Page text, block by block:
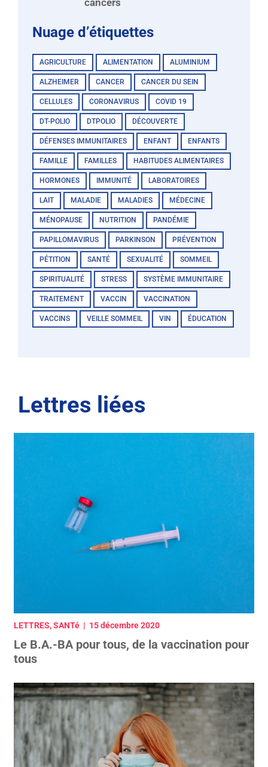
cancers
Nuage d’étiquettes
AGRICULTURE ALIMENTATION ALUMINIUM
ALZHEIMER CANCER CANCER DU SEIN
CELLULES CORONAVIRUS COVID 19
DT-POLIO DTPOLIO DÉCOUVERTE
DÉFENSES IMMUNITAIRES ENFANT ENFANTS
FAMILLE FAMILLES HABITUDES ALIMENTAIRES
HORMONES IMMUNITÉ LABORATOIRES
LAIT MALADIE MALADIES MÉDECINE
MÉNOPAUSE NUTRITION PANDÉMIE
PAPILLOMAVIRUS PARKINSON PRÉVENTION
PÉTITION SANTÉ SEXUALITÉ SOMMEIL
SPIRITUALITÉ STRESS SYSTÈME IMMUNITAIRE
TRAITEMENT VACCIN VACCINATION
VACCINS VEILLE SOMMEIL VIN ÉDUCATION
Lettres liées
LETTRES, SANTé | 15 décembre 2020
Le B.A.-BA pour tous, de la vaccination pour
tous